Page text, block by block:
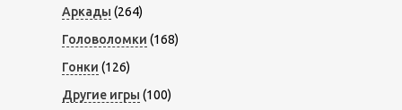
Аркады (264)
Головоломки (168)
Гонки (126)
Другие игры (100)